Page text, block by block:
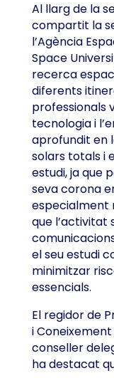
Al llarg de la
compartit la
l’Agència
Space
recerca
diferents
professionals
tecnologia i
aprofundit en
solars totals i
estudi, ja que
seva corona
especialment
que l’activitat
el seu estudi
minimitzar
essencials.
El regidor de
i Coneixement
conseller
ha destacat